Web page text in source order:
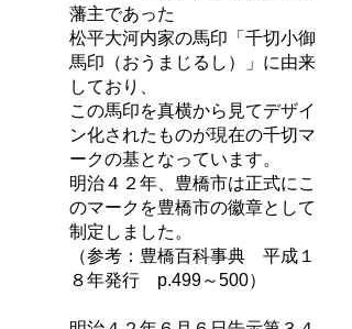
藩主であった
松平大河内家の馬印「千切小御
馬印（おうまじるし）」に由来
しており、
この馬印を真横から見てデザイ
ン化されたものが現在の千切マ
ークの基となっています。
明治４２年、豊橋市は正式にこ
のマークを豊橋市の徽章として
制定しました。
（参考：豊橋百科事典 平成１
８年発行 p.499～500）